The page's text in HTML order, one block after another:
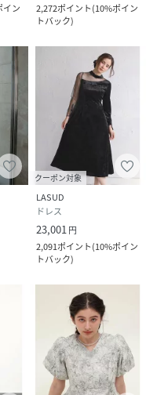
イン
2,272ポイント(10%ポイン
トバック)
クーポン対象
LASUD
ドレス
23,001円
2,091ポイント(10%ポイン
トバック)